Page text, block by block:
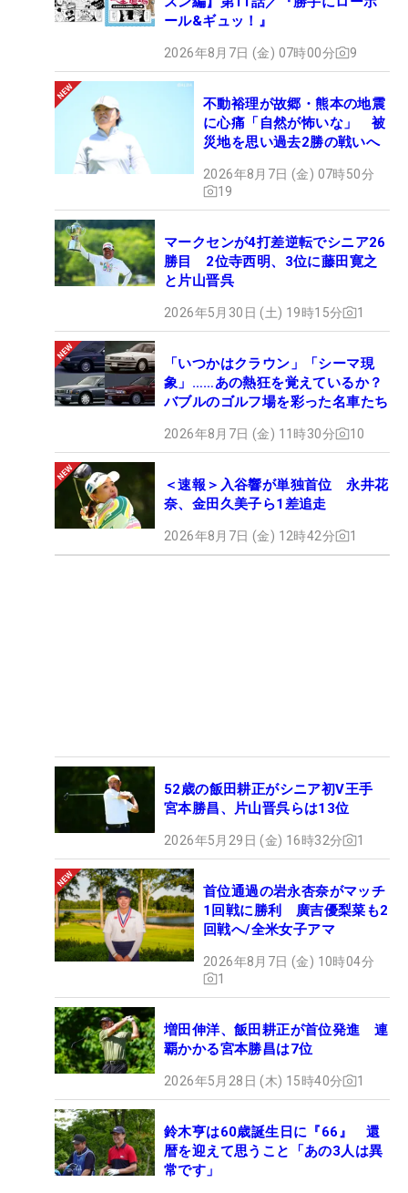
ール&ギュッ！』
2026年8月7日 (金) 07時00分 9
不動裕理が故郷・熊本の地震
に心痛「自然が怖いな」 被
災地を思い過去2勝の戦いへ
2026年8月7日 (金) 07時50分
19
マークセンが4打差逆転でシニア26
勝目 2位寺西明、3位に藤田寛之
と片山晋呉
2026年5月30日 (土) 19時15分 1
「いつかはクラウン」「シーマ現
象」……あの熱狂を覚えているか？
バブルのゴルフ場を彩った名車たち
2026年8月7日 (金) 11時30分 10
＜速報＞入谷響が単独首位 永井花
奈、金田久美子ら1差追走
2026年8月7日 (金) 12時42分 1
52歳の飯田耕正がシニア初V王手
宮本勝昌、片山晋呉らは13位
2026年5月29日 (金) 16時32分 1
首位通過の岩永杏奈がマッチ
1回戦に勝利 廣吉優梨菜も2
回戦へ/全米女子アマ
2026年8月7日 (金) 10時04分
1
増田伸洋、飯田耕正が首位発進 連
覇かかる宮本勝昌は7位
2026年5月28日 (木) 15時40分 1
鈴木亨は60歳誕生日に『66』 還
暦を迎えて思うこと「あの3人は異
常です」